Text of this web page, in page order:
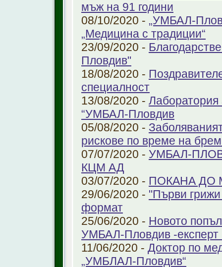
мъж на 91 години
08/10/2020 - „УМБАЛ-
„Медицина с традиции“
23/09/2020 -
Пловдив"
18/08/2020 -
специалност
13/08/2020 - Лаборатория
“УМБАЛ-Пловдив
05/08/2020 -
рискове по време на
07/07/2020 - УМБАЛ-
КЦМ АД
03/07/2020 - ПОКАНА ДО
29/06/2020 - "Първи
формат
25/06/2020 - Новото
УМБАЛ-Пловдив -експерт
11/06/2020 - Доктор по
„УМБЛАЛ-Пловдив“